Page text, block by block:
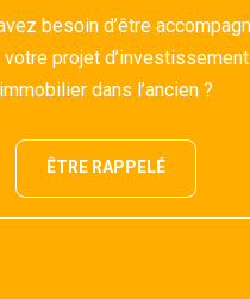
besoin d’être
votre projet d’investissement
immobilier dans l’ancien ?
ÊTRE RAPPELÉ